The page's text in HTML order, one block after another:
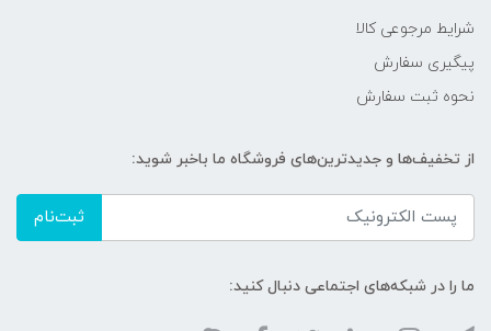
شرایط مرجوعی کالا
پیگیری سفارش
نحوه ثبت سفارش
از تخفیف‌ها و جدیدترین‌های فروشگاه ما باخبر شوید:
ثبت‌نام
ما را در شبکه‌های اجتماعی دنبال کنید: